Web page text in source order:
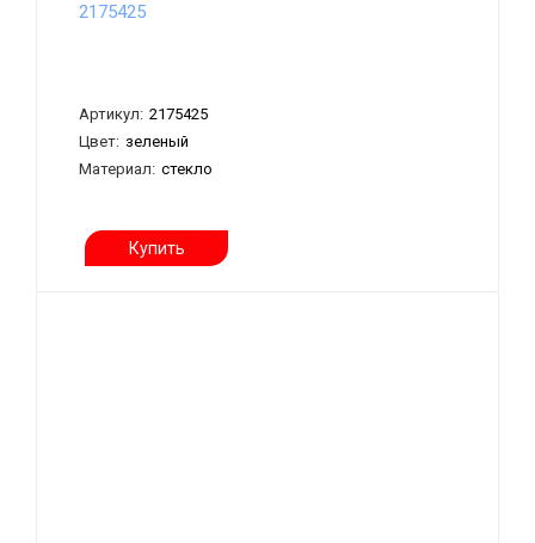
2175425
Артикул: 2175425
Цвет: зеленый
Материал: стекло
Купить